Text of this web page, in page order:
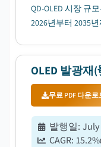
QD-OLED 시장 규
2026년부터 2035
OLED 발광재
무료 PDF 다운로
발행일: July
CAGR: 15.2%